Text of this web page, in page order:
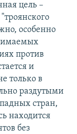
цель –
особенно
против
и
только в
раздутыми
стран,
находится
без